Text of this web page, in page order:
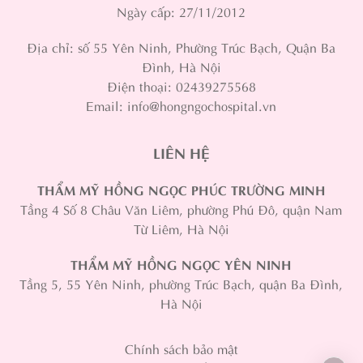
Ngày cấp: 27/11/2012
Địa chỉ: số 55 Yên Ninh, Phường Trúc Bạch, Quận Ba
Đình, Hà Nội
Điện thoại: 02439275568
Email: info@hongngochospital.vn
LIÊN HỆ
THẨM MỸ HỒNG NGỌC PHÚC TRƯỜNG MINH
Tầng 4 Số 8 Châu Văn Liêm, phường Phú Đô, quận Nam
Từ Liêm, Hà Nội
THẨM MỸ HỒNG NGỌC YÊN NINH
Tầng 5, 55 Yên Ninh, phường Trúc Bạch, quận Ba Đình,
Hà Nội
Chính sách bảo mật